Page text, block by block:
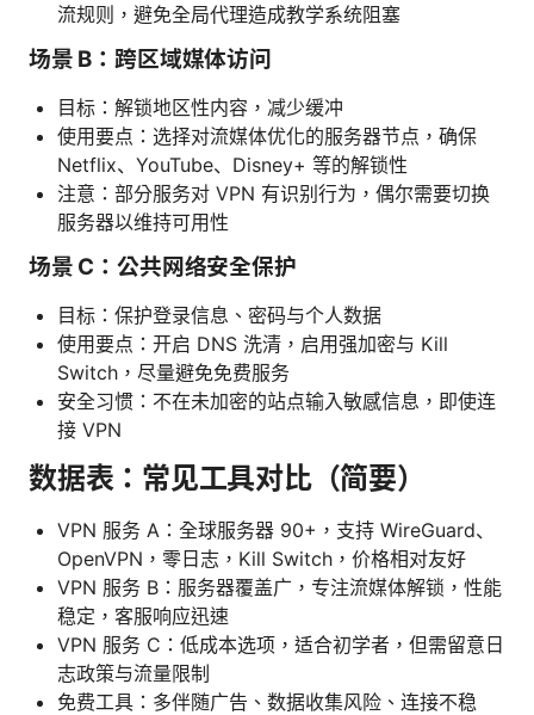
流规则，避免全局代理造成教学系统阻塞
场景 B：跨区域媒体访问
目标：解锁地区性内容，减少缓冲
使用要点：选择对流媒体优化的服务器节点，确保
Netflix、YouTube、Disney+ 等的解锁性
注意：部分服务对 VPN 有识别行为，偶尔需要切换
服务器以维持可用性
场景 C：公共网络安全保护
目标：保护登录信息、密码与个人数据
使用要点：开启 DNS 洗清，启用强加密与 Kill
Switch，尽量避免免费服务
安全习惯：不在未加密的站点输入敏感信息，即使连
接 VPN
数据表：常见工具对比（简要）
VPN 服务 A：全球服务器 90+，支持 WireGuard、
OpenVPN，零日志，Kill Switch，价格相对友好
VPN 服务 B：服务器覆盖广，专注流媒体解锁，性能
稳定，客服响应迅速
VPN 服务 C：低成本选项，适合初学者，但需留意日
志政策与流量限制
免费工具：多伴随广告、数据收集风险、连接不稳